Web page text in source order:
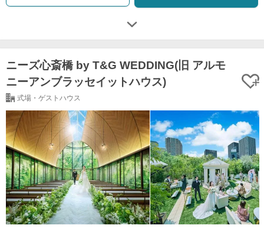
ニーズ心斎橋 by T&G WEDDING(旧 アルモ
ニーアンブラッセイットハウス)
式場・ゲストハウス